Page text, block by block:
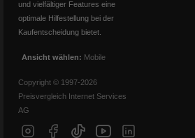
und vielfältiger Features eine
optimale Hilfestellung bei der
Kaufentscheidung bietet.
Ansicht wählen: Mobile
Copyright © 1997-2026
Preisvergleich Internet Services
AG